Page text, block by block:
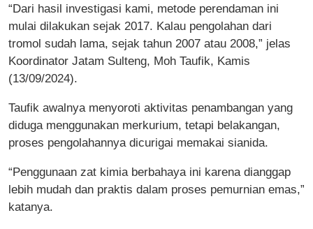
“Dari hasil investigasi kami, metode perendaman ini
mulai dilakukan sejak 2017. Kalau pengolahan dari
tromol sudah lama, sejak tahun 2007 atau 2008,” jelas
Koordinator Jatam Sulteng, Moh Taufik, Kamis
(13/09/2024).
Taufik awalnya menyoroti aktivitas penambangan yang
diduga menggunakan merkurium, tetapi belakangan,
proses pengolahannya dicurigai memakai sianida.
“Penggunaan zat kimia berbahaya ini karena dianggap
lebih mudah dan praktis dalam proses pemurnian emas,”
katanya.